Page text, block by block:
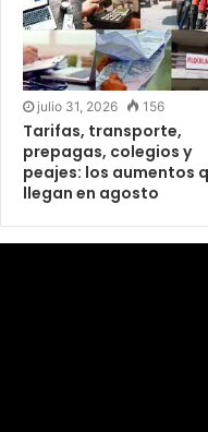
julio 31, 2026 156
Tarifas, transporte,
prepagas, colegios y
peajes: los aumentos
llegan en agosto